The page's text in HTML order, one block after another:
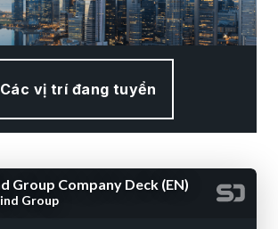
Các vị trí đang tuyển